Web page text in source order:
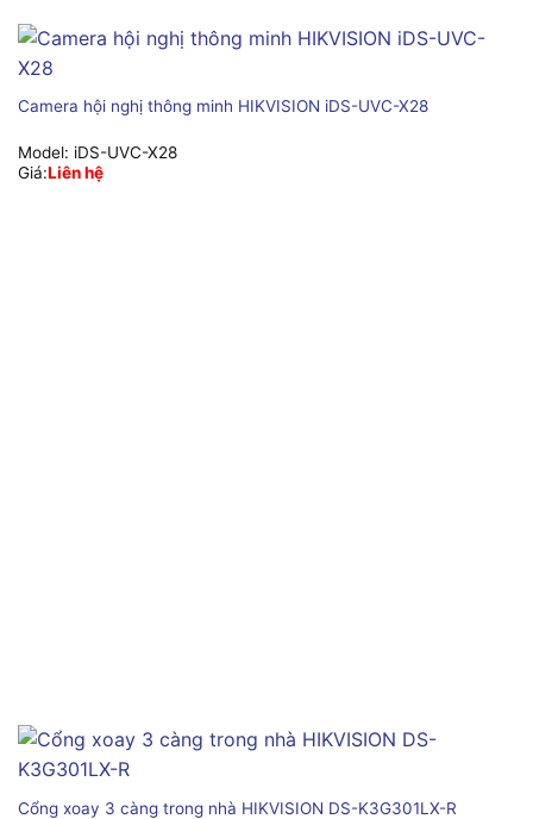
Camera hội nghị thông minh HIKVISION iDS-UVC-X28
Model: iDS-UVC-X28
Giá:Liên hệ
Cổng xoay 3 càng trong nhà HIKVISION DS-K3G301LX-R